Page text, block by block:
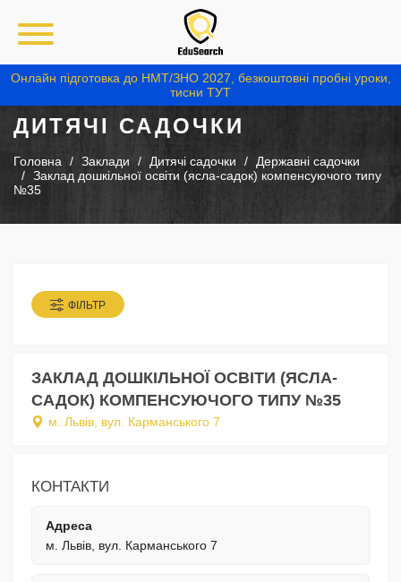
Онлайн підготовка до НМТ/ЗНО 2027, безкоштовні пробні уроки,
тисни ТУТ
ДИТЯЧІ САДОЧКИ
Головна Заклади Дитячі садочки
Державні садочки
Заклад дошкільної освіти (ясла-садок) компенсуючого типу
№35
ФІЛЬТР
ЗАКЛАД ДОШКІЛЬНОЇ ОСВІТИ (ЯСЛА-
САДОК) КОМПЕНСУЮЧОГО ТИПУ №35
м. Львів, вул. Карманського 7
КОНТАКТИ
Адреса
м. Львів, вул. Карманського 7